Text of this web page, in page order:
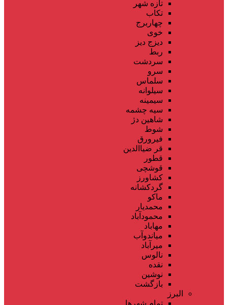
تازه شهر
تکاب
چهاربرج
خوی
دیزج دیز
ربط
سردشت
سرو
سلماس
سیلوانه
سیمینه
سیه چشمه
شاهین دژ
شوط
فیرورق
قر ضیاالدین
قطور
قوشچی
کشاورز
گردکشانه
ماکو
محمدیار
محمودآباد
مهاباد
میاندوآب
میرآباد
نالوس
نقده
نوشین
بازگشت
البرز
تمام شهر‌ها